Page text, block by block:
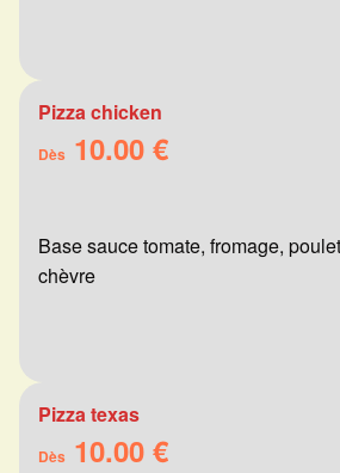
Pizza chicken
Dès 10.00 €
Base sauce tomate, fromage,
chèvre
Pizza texas
Dès 10.00 €